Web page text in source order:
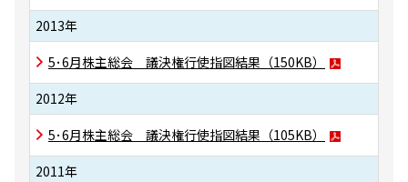
2013年
5･6月株主総会 議決権行使指図結果（150KB）
2012年
5･6月株主総会 議決権行使指図結果（105KB）
2011年